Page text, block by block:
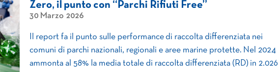
Zero, il punto con “Parchi Rifiuti Free”
30 Marzo 2026
Il report fa il punto sulle performance di raccolta differenziata nei
comuni di parchi nazionali, regionali e aree marine protette. Nel 2024
ammonta al 58% la media totale di raccolta differenziata (RD) in 2.026